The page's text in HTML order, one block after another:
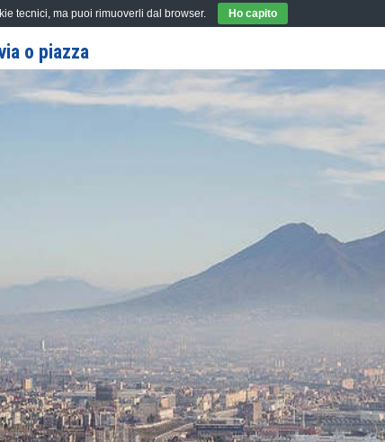
o piazza
tecnici, ma puoi rimuoverli dal browser. Ho capito